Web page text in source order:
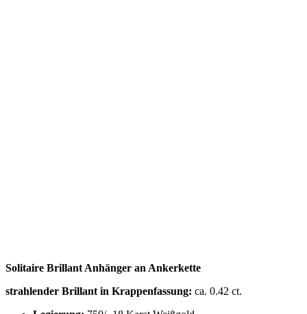
Solitaire Brillant Anhänger an Ankerkette
strahlender Brillant in Krappenfassung: ca. 0.42 ct.